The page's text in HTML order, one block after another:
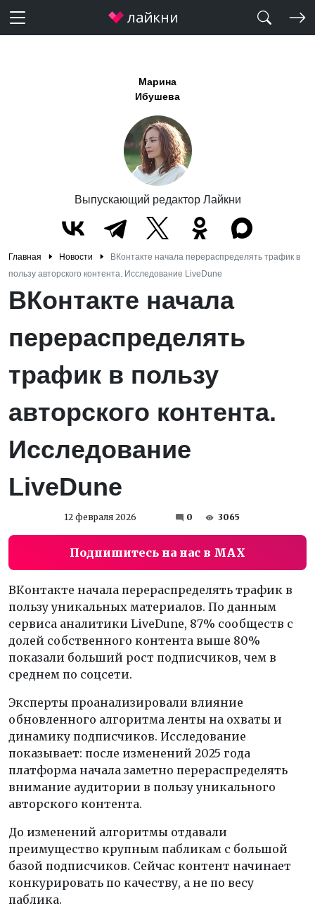
Марина
Ибушева
Выпускающий редактор Лайкни
Главная Новости
ВКонтакте начала перераспределять трафик в
пользу авторского контента. Исследование LiveDune
ВКонтакте начала
перераспределять
трафик в пользу
авторского контента.
Исследование
LiveDune
12 февраля 2026 0 3065
Подпишитесь на нас в MAX
ВКонтакте начала перераспределять трафик в
пользу уникальных материалов. По данным
сервиса аналитики LiveDune, 87% сообществ с
долей собственного контента выше 80%
показали больший рост подписчиков, чем в
среднем по соцсети.
Эксперты проанализировали влияние
обновленного алгоритма ленты на охваты и
динамику подписчиков. Исследование
показывает: после изменений 2025 года
платформа начала заметно перераспределять
внимание аудитории в пользу уникального
авторского контента.
До изменений алгоритмы отдавали
преимущество крупным пабликам с большой
базой подписчиков. Сейчас контент начинает
конкурировать по качеству, а не по весу
паблика.